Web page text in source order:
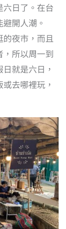
日了。在台
開人潮。
夜市，而且
所以周一到
就是六日，
去哪裡玩，